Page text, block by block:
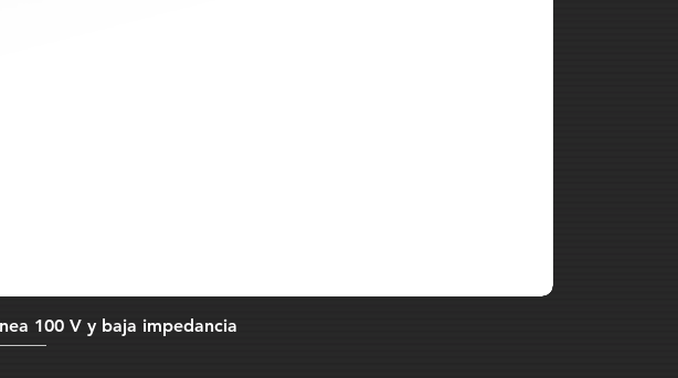
100 V y baja impedancia